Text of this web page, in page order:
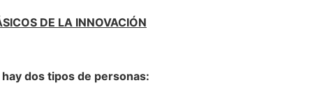
DE LA INNOVACIÓN
dos tipos de personas: